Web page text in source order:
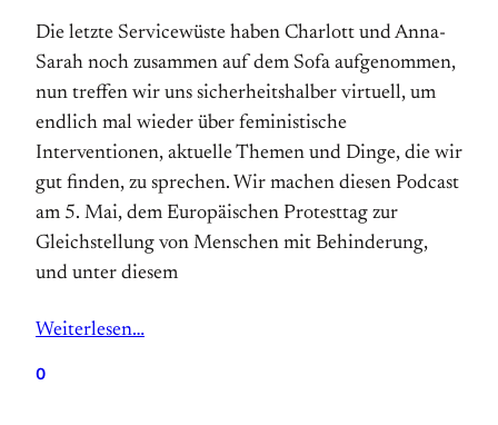
Die letzte Servicewüste haben Charlott und Anna-
Sarah noch zusammen auf dem Sofa aufgenommen,
nun treffen wir uns sicherheitshalber virtuell, um
endlich mal wieder über feministische
Interventionen, aktuelle Themen und Dinge, die wir
gut finden, zu sprechen. Wir machen diesen Podcast
am 5. Mai, dem Europäischen Protesttag zur
Gleichstellung von Menschen mit Behinderung,
und unter diesem
Weiterlesen…
0